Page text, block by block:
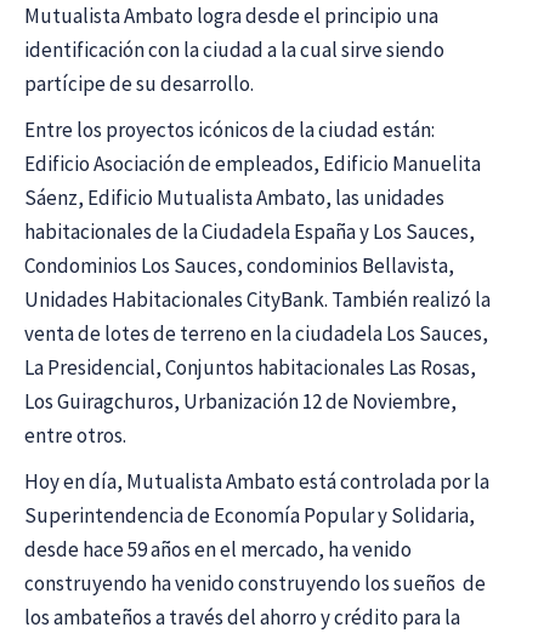
Mutualista Ambato logra desde el principio una
identificación con la ciudad a la cual sirve siendo
partícipe de su desarrollo.
Entre los proyectos icónicos de la ciudad están:
Edificio Asociación de empleados, Edificio Manuelita
Sáenz, Edificio Mutualista Ambato, las unidades
habitacionales de la Ciudadela España y Los Sauces,
Condominios Los Sauces, condominios Bellavista,
Unidades Habitacionales CityBank. También realizó la
venta de lotes de terreno en la ciudadela Los Sauces,
La Presidencial, Conjuntos habitacionales Las Rosas,
Los Guiragchuros, Urbanización 12 de Noviembre,
entre otros.
Hoy en día, Mutualista Ambato está controlada por la
Superintendencia de Economía Popular y Solidaria,
desde hace 59 años en el mercado, ha venido
construyendo ha venido construyendo los sueños de
los ambateños a través del ahorro y crédito para la